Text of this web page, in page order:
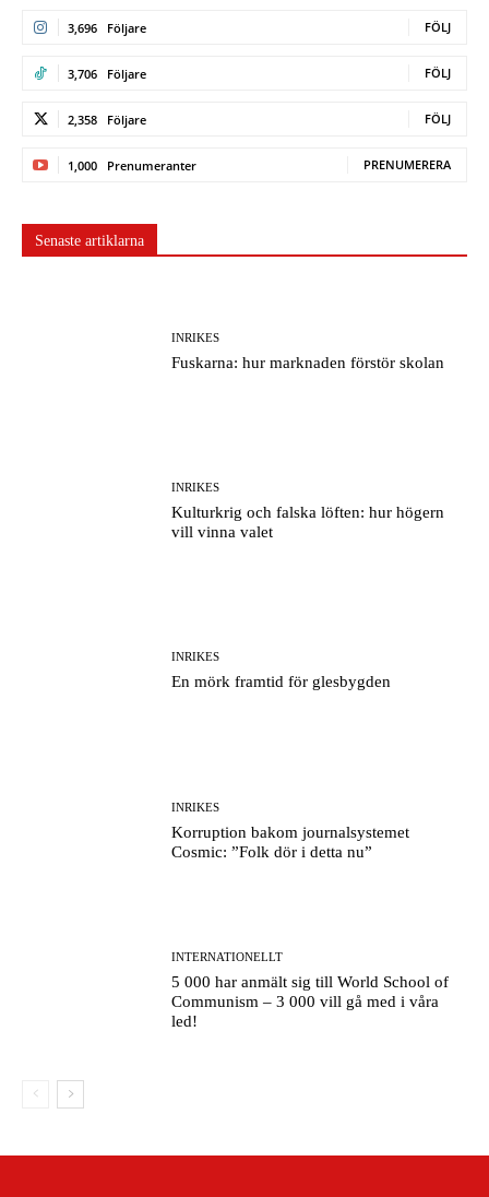
3,696 Följare FÖLJ
3,706 Följare FÖLJ
2,358 Följare FÖLJ
1,000 Prenumeranter PRENUMERERA
Senaste artiklarna
INRIKES
Fuskarna: hur marknaden förstör skolan
INRIKES
Kulturkrig och falska löften: hur högern
vill vinna valet
INRIKES
En mörk framtid för glesbygden
INRIKES
Korruption bakom journalsystemet
Cosmic: ”Folk dör i detta nu”
INTERNATIONELLT
5 000 har anmält sig till World School of
Communism – 3 000 vill gå med i våra
led!